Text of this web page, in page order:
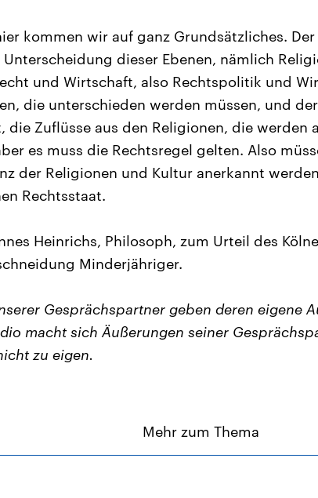
kommen wir auf ganz Grundsätzliches.
dieser Ebenen, nämlich
und Wirtschaft, also Rechtspolitik und
die unterschieden werden müssen, und
die Zuflüsse aus den Religionen, die werden
es muss die Rechtsregel gelten. Also
der Religionen und Kultur anerkannt
Rechtsstaat.
Heinrichs, Philosoph, zum Urteil des
Minderjähriger.
Gesprächspartner geben deren eigene
macht sich Äußerungen seiner
zu eigen.
Mehr zum Thema